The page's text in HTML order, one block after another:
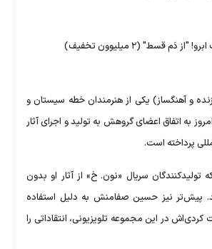
قسط" (۲ میلیوون تخفیف)
و آهنگساز) یکی از هنرمندان خطه سیستان و
به اتفاق اعضای گروهش به تولید و اجرای آثار
پرداخته است.
تولیدکنندگان سریال «نون. خ» از آثار او بدون
پیش‌تر نیز حسین صفامنش به دلیل استفاده
کردی‌اش در این مجموعه تلویزیونی، انتقاداتی را